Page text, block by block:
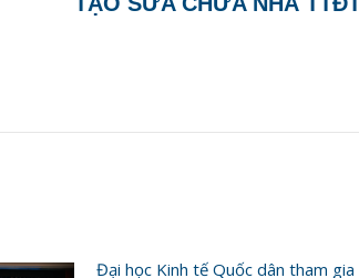
Đại học Kinh tế Quốc dân tham gia